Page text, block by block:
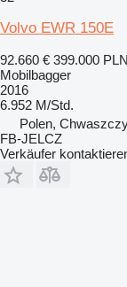
Volvo EWR 150E
92.660 € 399.000 PLN
Mobilbagger
2016
6.952 M/Std.
Polen,
FB-JELCZ
Verkäufer